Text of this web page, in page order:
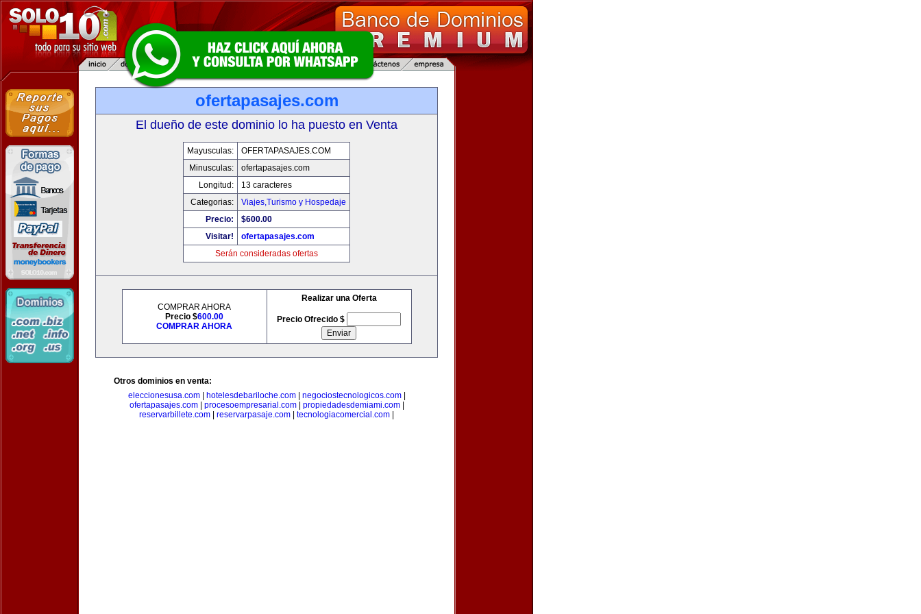
ofertapasajes.com
El dueño de este dominio lo ha puesto en Venta
Mayusculas:
OFERTAPASAJES.COM
Minusculas:
ofertapasajes.com
Longitud:
13 caracteres
Categorias:
Viajes,Turismo y Hospedaje
Precio:
$600.00
Visitar!
ofertapasajes.com
Serán consideradas ofertas
COMPRAR AHORA
Precio $600.00
COMPRAR AHORA
Realizar una Oferta
Precio Ofrecido $
Otros dominios en venta:
eleccionesusa.com| hotelesdebariloche.com| negociostecnologicos.com|
ofertapasajes.com| procesoempresarial.com| propiedadesdemiami.com|
reservarbillete.com
reservarpasaje.com tecnologiacomercial.com